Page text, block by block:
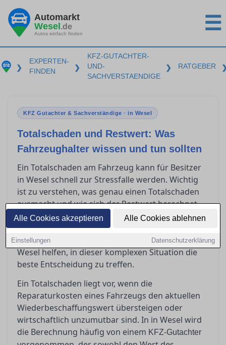
Alle Cookies akzeptieren Alle Cookies ablehnen
Einstellungen Datenschutzerklärung
Automarkt
Wesel.de
Autos einfach finden ☰
❯
EXPERTEN-
FINDEN
❯
KFZ-GUTACHTER-
UND-
SACHVERSTAENDIGE
❯ RATGEBER
KFZ Gutachter & Sachverständige · in Wesel
Totalschaden und Restwert: Was
Fahrzeughalter wissen und tun sollten
Ein Totalschaden am Fahrzeug kann für Besitzer
in Wesel schnell zur Stressfalle werden. Wichtig
ist zu verstehen, was genau einen Totalschaden
ausmacht und wie sich der Restwert berechnet.
Zudem spielen Restwertbörsen häufig eine Rolle,
bei denen man jedoch Vorsicht walten lassen
sollte. Ein erfahrener Gutachter kann Ihnen in
Wesel helfen, in dieser komplexen Situation die
beste Entscheidung zu treffen.
Ein Totalschaden liegt vor, wenn die
Reparaturkosten eines Fahrzeugs den aktuellen
Wiederbeschaffungswert übersteigen oder
wirtschaftlich unzumutbar sind. In in Wesel wird
die Berechnung häufig von einem KFZ-Gutachter